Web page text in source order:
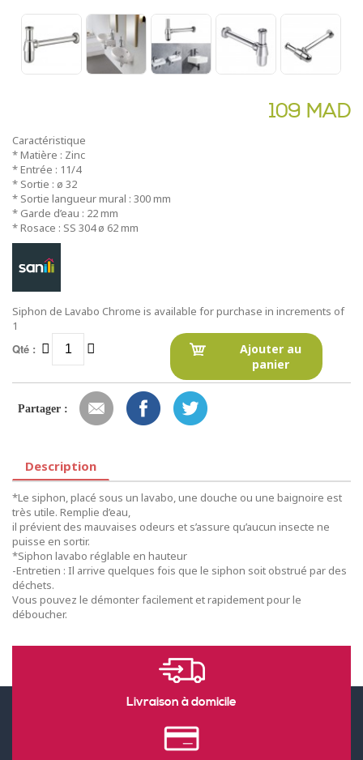
109 MAD
Caractéristique
* Matière : Zinc
* Entrée : 11/4
* Sortie : ø 32
* Sortie langueur mural : 300 mm
* Garde d’eau : 22 mm
* Rosace : SS 304 ø 62 mm
Siphon de Lavabo Chrome is available for purchase in increments of
1
Qté :
Ajouter au
panier
Partager :
Description
*Le siphon, placé sous un lavabo, une douche ou une baignoire est
très utile. Remplie d’eau,
il prévient des mauvaises odeurs et s’assure qu’aucun insecte ne
puisse en sortir.
*Siphon lavabo réglable en hauteur
-Entretien : Il arrive quelques fois que le siphon soit obstrué par des
déchets.
Vous pouvez le démonter facilement et rapidement pour le
déboucher.
Livraison à domicile